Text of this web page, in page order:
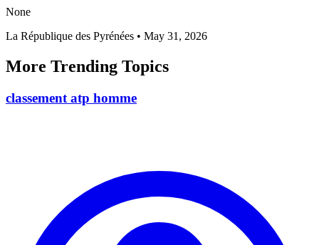
None
La République des Pyrénées • May 31, 2026
More Trending Topics
classement atp homme